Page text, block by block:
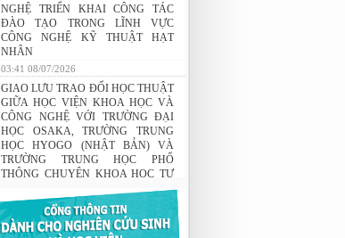
Tập đoàn Novatech tài trợ năm 2026
HỌC VIỆN KHOA HỌC VÀ CÔNG
NGHỆ TRIỂN KHAI CÔNG TÁC
ĐÀO TẠO TRONG LĨNH VỰC
CÔNG NGHỆ KỸ THUẬT HẠT
NHÂN
03:41 08/07/2026
GIAO LƯU TRAO ĐỔI HỌC THUẬT
GIỮA HỌC VIỆN KHOA HỌC VÀ
CÔNG NGHỆ VỚI TRƯỜNG ĐẠI
HỌC OSAKA, TRƯỜNG TRUNG
HỌC HYOGO (NHẬT BẢN) VÀ
TRƯỜNG TRUNG HỌC PHỔ
THÔNG CHUYÊN KHOA HỌC TỰ
NHIÊN
02:22 23/07/2026